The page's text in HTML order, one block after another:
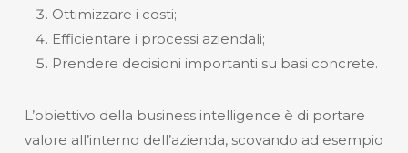
Ottimizzare i costi;
Efficientare i processi aziendali;
Prendere decisioni importanti su basi concrete.
L’obiettivo della business intelligence è di portare
valore all’interno dell’azienda, scovando ad esempio